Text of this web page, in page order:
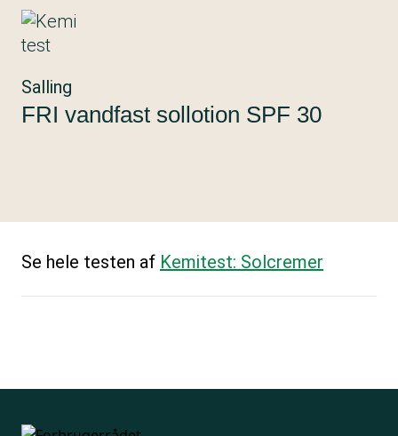
Salling
FRI vandfast sollotion SPF 30
Se hele testen af Kemitest: Solcremer